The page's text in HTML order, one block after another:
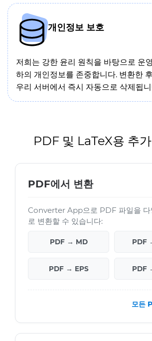
개인정보 보호
저희는 강한 윤리 원칙을 바탕으로 운
하의 개인정보를 존중합니다. 변환한
우리 서버에서 즉시 자동으로 삭제됩
PDF 및 LaTeX용 추
PDF에서 변환
Converter App으로 PDF 파일을 다
로 변환할 수 있습니다:
PDF → MD PDF
PDF → EPS PDF
모든